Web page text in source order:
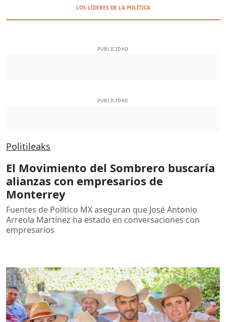
LOS LÍDERES DE LA POLÍTICA
PUBLICIDAD
PUBLICIDAD
Politileaks
El Movimiento del Sombrero buscaría
alianzas con empresarios de
Monterrey
Fuentes de Político MX aseguran que José Antonio
Arreola Martínez ha estado en conversaciones con
empresarios